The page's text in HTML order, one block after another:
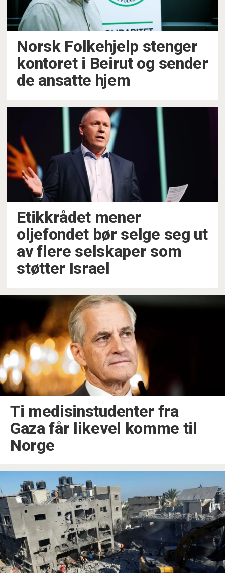
Norsk Folkehjelp stenger
kontoret i Beirut og sender
de ansatte hjem
Etikkrådet mener
oljefondet bør selge seg ut
av flere selskaper som
støtter Israel
Ti medisinstudenter fra
Gaza får likevel komme til
Norge